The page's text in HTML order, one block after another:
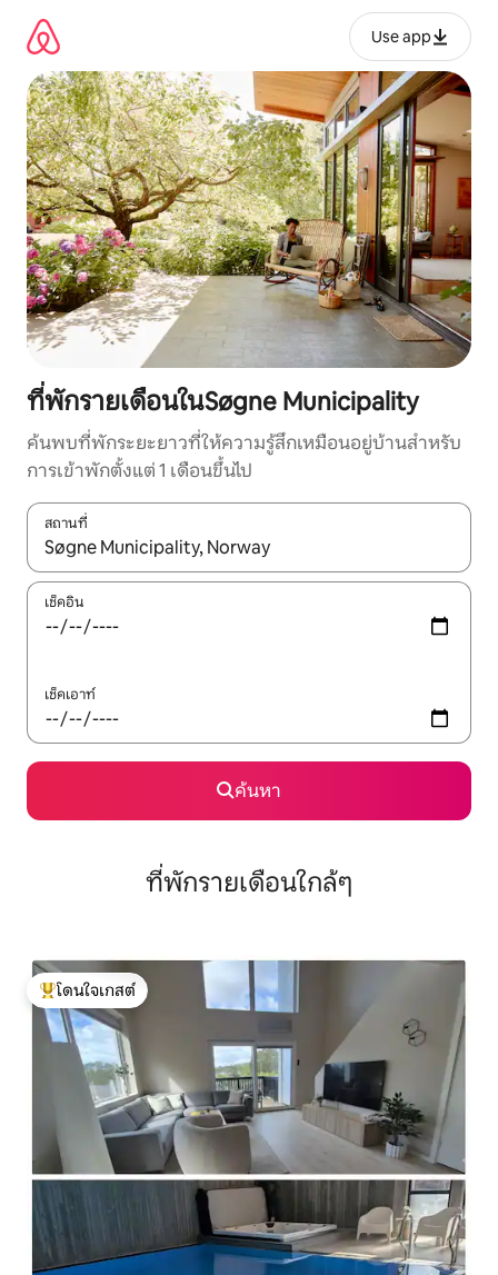
เนื้อหา
Use app
ที่พักรายเดือนในSøgne Municipality
ค้นพบที่พักระยะยาวที่ให้ความรู้สึกเหมือนอยู่บ้านสำหรับ
การเข้าพักตั้งแต่ 1 เดือนขึ้นไป
สถานที่
ใช้ลูกศรขึ้นลง หรือใช้การสัมผัสหรือปัด เพื่อสำรวจผลการค้นหา
เช็คอิน
เช็คเอาท์
ค้นหา
ที่พักรายเดือนใกล้ๆ
โดนใจเกสต์ที่สุด
โดนใจเกสต์